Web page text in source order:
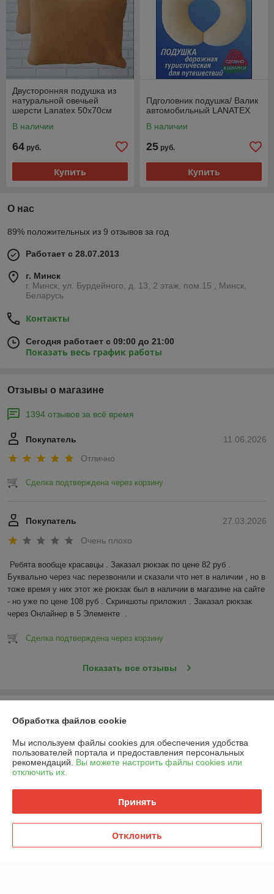
Двусторонняя подушка из
натуральной овечьей
шерсти Lanatex 50х70см
В наличии
64 руб.
Купить
Пдголовник подушка/ Валик
автомобильный LANATEX
В наличии
25 руб.
Купить
О нас
89% положительных из 9 отзывов за год
Работает с 28.07.2013
г. Минск
г. Минск, ул. Бурдейного, д. 13, 2 этаж, пом.15 , Минск,
Беларусь
Контакты
Сегодня работает с 09:00 до 21:00
Показать весь график работы
Отзывы о магазине
1394 отзывов за всё время
11.06.2026
Покупатель
Отлично
Сделка подтверждена через корзину
27.03.2026
Покупатель
Очень плохо
Ребята вообще красавцы . Заказал рюкзак по цене 82 руб .
Буквально через час перезвонили и сказали что нет в наличии , но в
тоже время у них этот же рюкзак был в наличии в магазине на сайте
- но уже по цене 108 руб . Скриншоты приложил . Заказал рюкзак
через Онлайнер в 5 Элементе  .
Сделка подтверждена через корзину
Показать все отзывы
Контакты
Доставка и оплата
Полная версия сайта
Обработка файлов cookie
Мы используем файлы cookies для обеспечения удобства
пользователей портала и предоставления персональных
рекомендаций. Вы можете настроить файлы cookies или
отключить их.
Принять
Отклонить